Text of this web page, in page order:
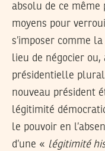
absolu de ce
moyens pour
s’imposer comme
lieu de négocier ou,
présidentielle
nouveau président
légitimité
le pouvoir en
d’une « légitimité